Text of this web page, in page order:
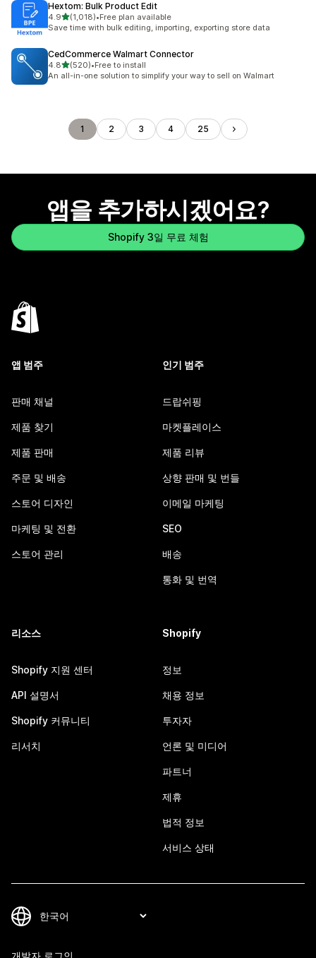
Hextom: Bulk Product Edit
4.9별 5개 중
(1,018)
총 리뷰 1018개
•Free plan available
Save time with bulk editing, importing, exporting store data
CedCommerce Walmart Connector
4.8별 5개 중
(520)
총 리뷰 520개
•Free to install
An all-in-one solution to simplify your way to sell on Walmart
1 2 3 4 25
앱을 추가하시겠어요?
Shopify 3일 무료 체험
앱 범주
판매 채널
제품 찾기
제품 판매
주문 및 배송
스토어 디자인
마케팅 및 전환
스토어 관리
인기 범주
드랍쉬핑
마켓플레이스
제품 리뷰
상향 판매 및 번들
이메일 마케팅
SEO
배송
통화 및 번역
리소스
Shopify 지원 센터
API 설명서
Shopify 커뮤니티
리서치
Shopify
정보
채용 정보
투자자
언론 및 미디어
파트너
제휴
법적 정보
서비스 상태
개발자 로그인